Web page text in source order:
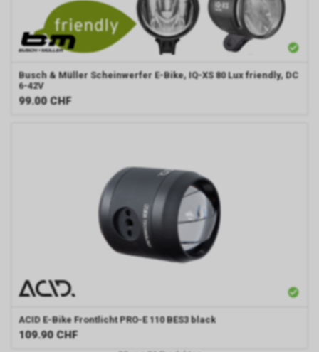
Busch & Müller Scheinwerfer E-Bike, IQ-XS 80 Lux friendly, DC
6-42V
99.00 CHF
ACID E-Bike Frontlicht PRO-E 110 BES3 black
109.90 CHF